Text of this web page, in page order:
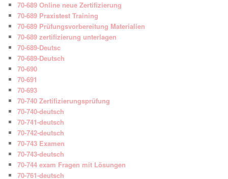
70-689 Online neue Zertifizierung
70-689 Praxistest Training
70-689 Prüfungsvorbereitung Materialien
70-689 zertifizierung unterlagen
70-689-Deutsc
70-689-Deutsch
70-690
70-691
70-693
70-740 Zertifizierungsprüfung
70-740-deutsch
70-741-deutsch
70-742-deutsch
70-743 Examen
70-743-deutsch
70-744 exam Fragen mit Lösungen
70-761-deutsch